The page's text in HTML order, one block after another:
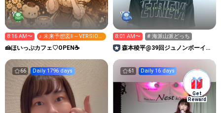
Get
Reward
8:16 AM〜
♪ 未来予想図II～VERSION
'07～
🍰ほいっぷカフェ♡OPEN☕️
8:01 AM〜 # 海派山派どっち
森本稜平@39回ジュノンボーイ挑
66 Daily 1796 days 61 Daily 16 days